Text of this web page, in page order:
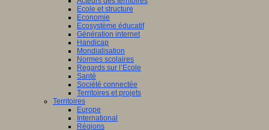
Ecole et structure
Economie
Ecosystème éducatif
Génération internet
Handicap
Mondialisation
Normes scolaires
Regards sur l’Ecole
Santé
Société connectée
Territoires et projets
Territoires
Europe
International
Régions